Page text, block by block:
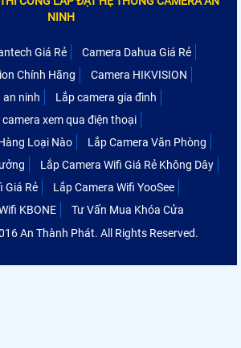
NINH
Giá Rẻ
Camera Dahua Giá Rẻ
Chính Hãng
Camera HIKVISION
an ninh
Lắp camera gia đình
camera xem qua điện thoại
Loại Nào
Lắp Camera Văn Phòng
Lắp Camera Wifi Giá Rẻ Không Dây
Giá Rẻ
Lắp Camera Wifi YooSee
KBONE
Tư Vấn Mua Khóa Cửa
An Thành Phát. All Rights Reserved.